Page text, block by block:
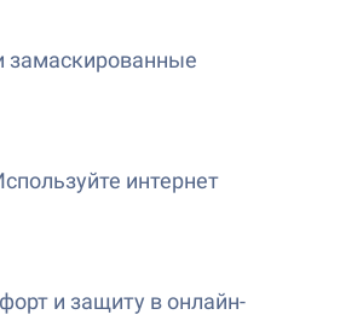
замаскированные
интернет
и защиту в онлайн-